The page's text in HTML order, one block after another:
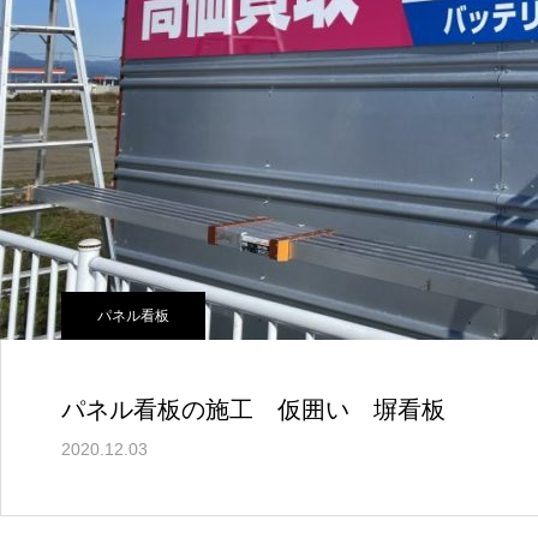
パネル看板
パネル看板の施工 仮囲い 塀看板
2020.12.03